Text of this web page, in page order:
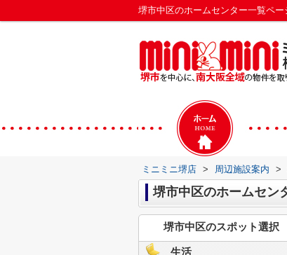
堺市中区のホームセンター一覧ペ
ミニミニ堺店 > 周辺施設案内 >
堺市中区のホームセン
堺市中区のスポット選択
生活